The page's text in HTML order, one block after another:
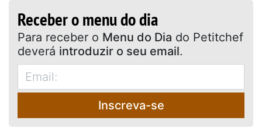
Receber o menu do dia
Para receber o Menu do Dia do Petitchef
deverá introduzir o seu email.
Inscreva-se